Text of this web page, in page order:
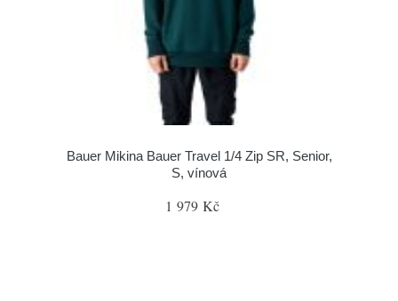
Bauer Mikina Bauer Travel 1/4 Zip SR, Senior,
S, vínová
1 979 Kč